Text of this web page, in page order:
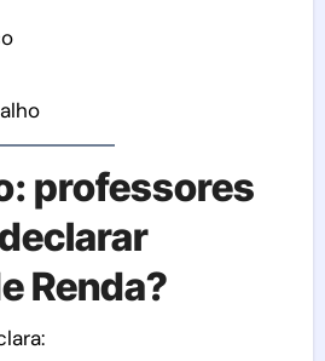
professores
Renda?